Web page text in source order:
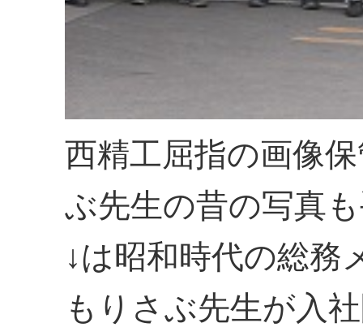
西精工屈指の画像
ぶ先生の昔の写真
↓は昭和時代の総務
もりさぶ先生が入